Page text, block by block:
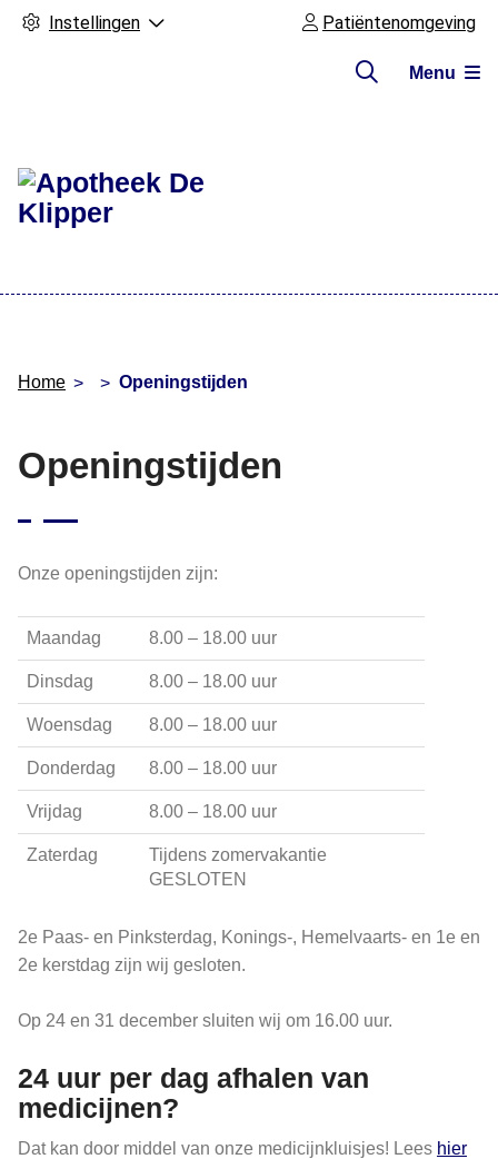
Instellingen Patiëntenomgeving
Menu
Home Openingstijden
Openingstijden
Onze openingstijden zijn:
Maandag 8.00 – 18.00 uur
Dinsdag 8.00 – 18.00 uur
Woensdag 8.00 – 18.00 uur
Donderdag 8.00 – 18.00 uur
Vrijdag 8.00 – 18.00 uur
Zaterdag
Tijdens zomervakantie
GESLOTEN
2e Paas- en Pinksterdag, Konings-, Hemelvaarts- en 1e en
2e kerstdag zijn wij gesloten.
Op 24 en 31 december sluiten wij om 16.00 uur.
24 uur per dag afhalen van
medicijnen?
Dat kan door middel van onze medicijnkluisjes! Lees hier